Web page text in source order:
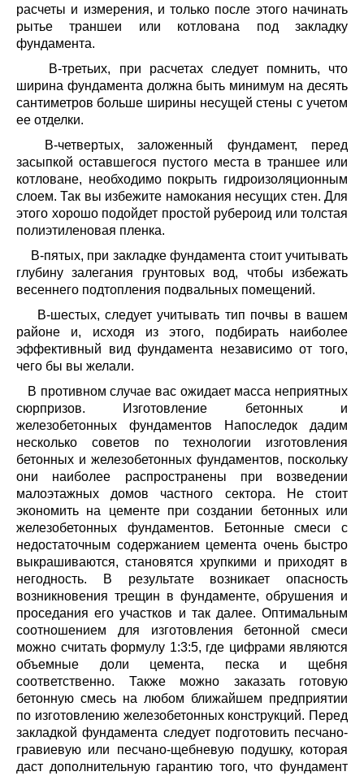
расчеты и измерения, и только после этого начинать
рытье траншеи или котлована под закладку
фундамента.
В-третьих, при расчетах следует помнить, что
ширина фундамента должна быть минимум на десять
сантиметров больше ширины несущей стены с учетом
ее отделки.
В-четвертых, заложенный фундамент, перед
засыпкой оставшегося пустого места в траншее или
котловане, необходимо покрыть гидроизоляционным
слоем. Так вы избежите намокания несущих стен. Для
этого хорошо подойдет простой рубероид или толстая
полиэтиленовая пленка.
В-пятых, при закладке фундамента стоит учитывать
глубину залегания грунтовых вод, чтобы избежать
весеннего подтопления подвальных помещений.
В-шестых, следует учитывать тип почвы в вашем
районе и, исходя из этого, подбирать наиболее
эффективный вид фундамента независимо от того,
чего бы вы желали.
В противном случае вас ожидает масса неприятных
сюрпризов. Изготовление бетонных и
железобетонных фундаментов Напоследок дадим
несколько советов по технологии изготовления
бетонных и железобетонных фундаментов, поскольку
они наиболее распространены при возведении
малоэтажных домов частного сектора. Не стоит
экономить на цементе при создании бетонных или
железобетонных фундаментов. Бетонные смеси с
недостаточным содержанием цемента очень быстро
выкрашиваются, становятся хрупкими и приходят в
негодность. В результате возникает опасность
возникновения трещин в фундаменте, обрушения и
проседания его участков и так далее. Оптимальным
соотношением для изготовления бетонной смеси
можно считать формулу 1:3:5, где цифрами являются
объемные доли цемента, песка и щебня
соответственно. Также можно заказать готовую
бетонную смесь на любом ближайшем предприятии
по изготовлению железобетонных конструкций. Перед
закладкой фундамента следует подготовить песчано-
гравиевую или песчано-щебневую подушку, которая
даст дополнительную гарантию того, что фундамент